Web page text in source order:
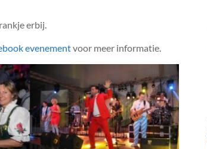
erbij.
evenementvoor meer informatie.